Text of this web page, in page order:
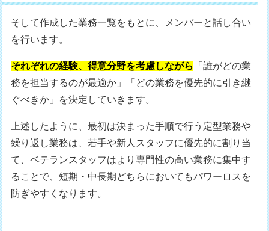
そして作成した業務一覧をもとに、メンバーと話し合い
を行います。
それぞれの経験、得意分野を考慮しながら
「誰がどの業
務を担当するのが最適か」「どの業務を優先的に引き継
ぐべきか」を決定していきます。
上述したように、最初は決まった手順で行う定型業務や
繰り返し業務は、若手や新人スタッフに優先的に割り当
て、ベテランスタッフはより専門性の高い業務に集中す
ることで、短期・中長期どちらにおいてもパワーロスを
防ぎやすくなります。